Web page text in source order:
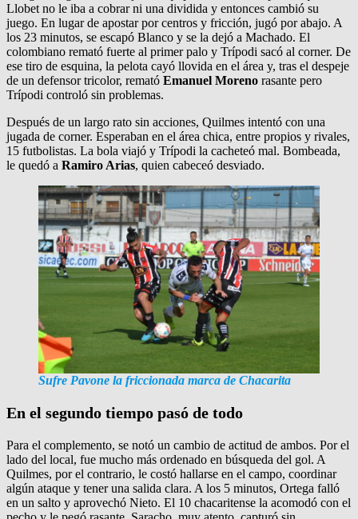
Llobet no le iba a cobrar ni una dividida y entonces cambió su
juego. En lugar de apostar por centros y fricción, jugó por abajo. A
los 23 minutos, se escapó Blanco y se la dejó a Machado. El
colombiano remató fuerte al primer palo y Trípodi sacó al corner. De
ese tiro de esquina, la pelota cayó llovida en el área y, tras el despeje
de un defensor tricolor, remató Emanuel Moreno rasante pero
Trípodi controló sin problemas.
Después de un largo rato sin acciones, Quilmes intentó con una
jugada de corner. Esperaban en el área chica, entre propios y rivales,
15 futbolistas. La bola viajó y Trípodi la cacheteó mal. Bombeada,
le quedó a Ramiro Arias, quien cabeceó desviado.
Sufre Pavone la friccionada marca de Chacarita
En el segundo tiempo pasó de todo
Para el complemento, se notó un cambio de actitud de ambos. Por el
lado del local, fue mucho más ordenado en búsqueda del gol. A
Quilmes, por el contrario, le costó hallarse en el campo, coordinar
algún ataque y tener una salida clara. A los 5 minutos, Ortega falló
en un salto y aprovechó Nieto. El 10 chacaritense la acomodó con el